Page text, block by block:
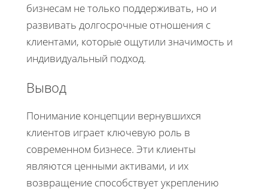
бизнесам не только поддерживать, но и
развивать долгосрочные отношения с
клиентами, которые ощутили значимость и
индивидуальный подход.
Вывод
Понимание концепции вернувшихся
клиентов играет ключевую роль в
современном бизнесе. Эти клиенты
являются ценными активами, и их
возвращение способствует укреплению